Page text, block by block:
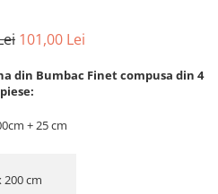
101,00 Lei
din Bumbac Finet compusa din 4
piese:
+ 25 cm
200 cm